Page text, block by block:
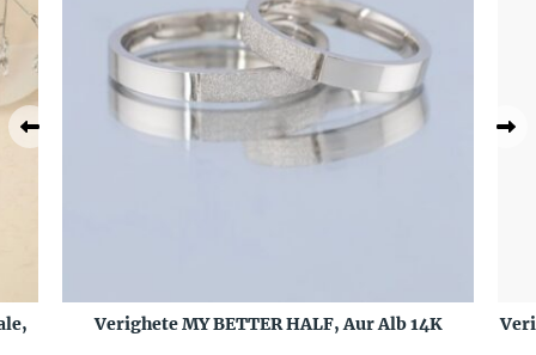
Verighete MY BETTER HALF, Aur Alb 14K